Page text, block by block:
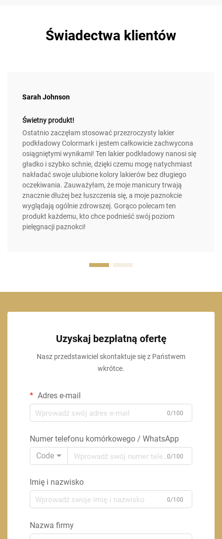
Świadectwa klientów
Sarah Johnson
Świetny produkt!
Ostatnio zaczęłam stosować przezroczysty lakier
podkładowy Colormark i jestem całkowicie zachwycona
osiągniętymi wynikami! Ten lakier podkładowy nanosi się
gładko i szybko schnie, dzięki czemu mogę natychmiast
nakładać swoje ulubione kolory lakierów bez długiego
oczekiwania. Zauważyłam, że moje manicury trwają
znacznie dłużej bez łuszczenia się, a moje paznokcie
wyglądają ogólnie zdrowszej. Gorąco polecam ten
produkt każdemu, kto chce podnieść swój poziom
pielęgnacji paznokci!
Uzyskaj bezpłatną ofertę
Nasz przedstawiciel skontaktuje się z Państwem
wkrótce.
Adres e-mail
0/100
Numer telefonu komórkowego / WhatsApp
Code
0/100
Imię i nazwisko
0/100
Nazwa firmy